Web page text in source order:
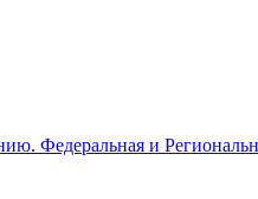
Федеральная и